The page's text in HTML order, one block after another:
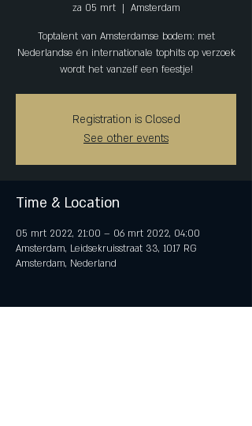
za 05 mrt
  |
Amsterdam
Toptalent van Amsterdamse bodem: met
Nederlandse én internationale tophits op verzoek
wordt het vanzelf een feestje!
Registration is Closed
See other events
Time & Location
05 mrt 2022, 21:00 – 06 mrt 2022, 04:00
Amsterdam, Leidsekruisstraat 33, 1017 RG
Amsterdam, Nederland